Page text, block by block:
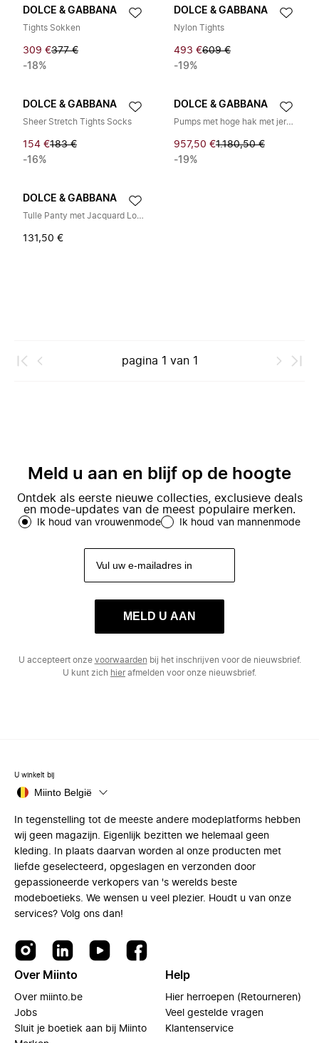
DOLCE & GABBANA
Tights Sokken
309 €377 €
-18%
DOLCE & GABBANA
Nylon Tights
493 €609 €
-19%
DOLCE & GABBANA
Sheer Stretch Tights Socks
154 €183 €
-16%
DOLCE & GABBANA
Pumps met hoge hak met jersey panty
957,50 €1.180,50 €
-19%
DOLCE & GABBANA
Tulle Panty met Jacquard Logo
131,50 €
pagina 1 van 1
Meld u aan en blijf op de hoogte
Ontdek als eerste nieuwe collecties, exclusieve deals
en mode-updates van de meest populaire merken.
Ik houd van vrouwenmode Ik houd van mannenmode
MELD U AAN
U accepteert onze voorwaarden bij het inschrijven voor de nieuwsbrief.
U kunt zich hierafmelden voor onze nieuwsbrief.
U winkelt bij
Miinto België
In tegenstelling tot de meeste andere modeplatforms hebben
wij geen magazijn. Eigenlijk bezitten we helemaal geen
kleding. In plaats daarvan worden al onze producten met
liefde geselecteerd, opgeslagen en verzonden door
gepassioneerde verkopers van 's werelds beste
modeboetieks. We wensen u veel plezier. Houdt u van onze
services? Volg ons dan!
Over Miinto
Over miinto.be
Jobs
Sluit je boetiek aan bij Miinto
Help
Hier herroepen (Retourneren)
Veel gestelde vragen
Klantenservice